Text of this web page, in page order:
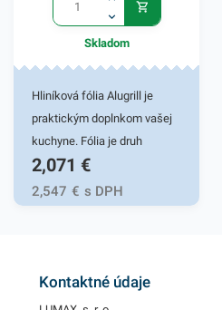
obsahuje 1 kus policového
papiera s moderným
farebným motívom. V našej
ponuke nájdete ďalšie
podobné produkty, ktoré vás
zaručene oslovia.
Skladom
Hliníková fólia Alugrill je
praktickým doplnkom vašej
kuchyne. Fólia je druh
mäkkého kovového filmu,
ktorý má nielen výhody v
odolnosti voči vlhkosti,
svojej lesklej striebornej
2,071 €
2,547 € s DPH
Kontaktné údaje